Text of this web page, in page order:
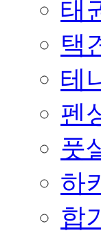
태
택
테
펜
풋
하
합